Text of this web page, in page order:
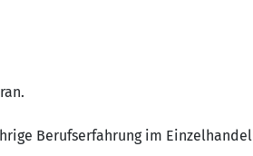
Berufserfahrung im Einzelhandel